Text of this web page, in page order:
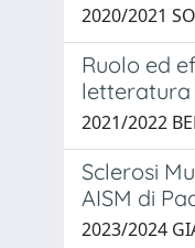
2020/2021
Ruolo ed
letteratura
2021/2022
Sclerosi
AISM di
2023/2024